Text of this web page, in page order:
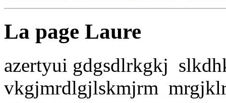
La page Laure
azertyui gdgsdlrkgkj
vkgjmrdlgjlskmjrm